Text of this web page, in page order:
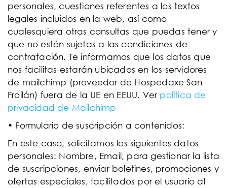
personales, cuestiones referentes a los textos
legales incluidos en la web, así como
cualesquiera otras consultas que puedas tener y
que no estén sujetas a las condiciones de
contratación. Te informamos que los datos que
nos facilitas estarán ubicados en los servidores
de mailchimp (proveedor de Hospedaxe San
Froilán) fuera de la UE en EEUU. Ver política de
privacidad de Mailchimp
• Formulario de suscripción a contenidos:
En este caso, solicitamos los siguientes datos
personales: Nombre, Email, para gestionar la lista
de suscripciones, enviar boletines, promociones y
ofertas especiales, facilitados por el usuario al